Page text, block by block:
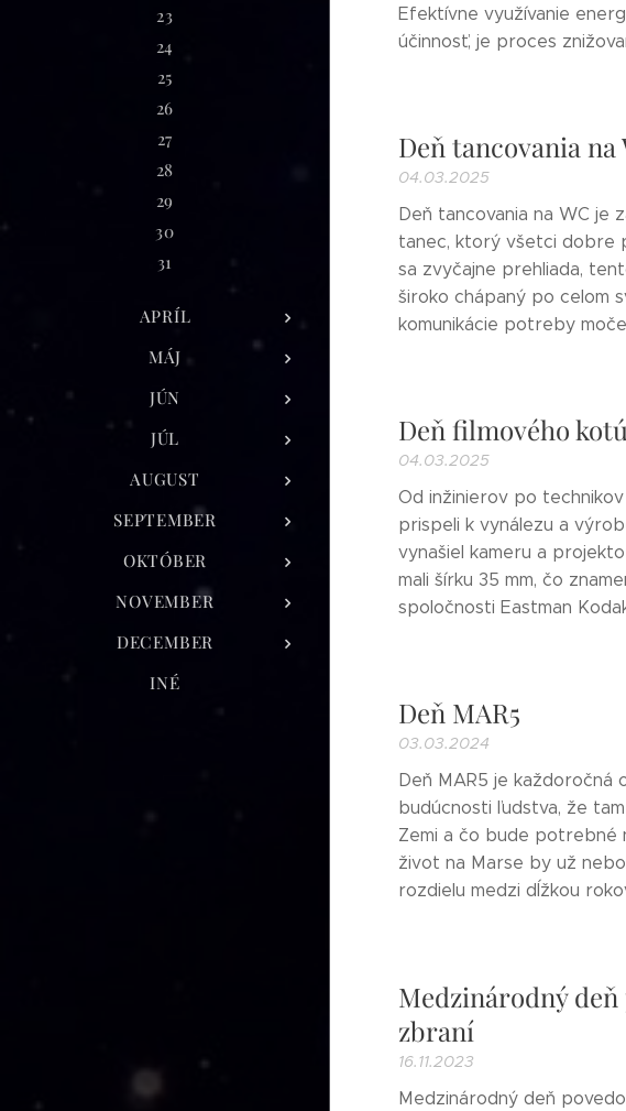
23
24
25
26
27
28
29
30
31
APRÍL
MÁJ
JÚN
JÚL
AUGUST
SEPTEMBER
OKTÓBER
NOVEMBER
DECEMBER
INÉ
Efektívne využívanie
účinnosť, je proces
Deň tancovania na
04.03.2025
Deň tancovania na WC je
tanec, ktorý všetci dobre
sa zvyčajne prehliada,
široko chápaný po celom
komunikácie potreby
Deň filmového
04.03.2025
Od inžinierov po
prispeli k vynálezu a
vynašiel kameru a
mali šírku 35 mm, čo
spoločnosti Eastman
Deň MAR5
03.03.2024
Deň MAR5 je
budúcnosti ľudstva, že
Zemi a čo bude potrebné
život na Marse by už
rozdielu medzi dĺžkou
Medzinárodný
zbraní
16.11.2023
Medzinárodný deň